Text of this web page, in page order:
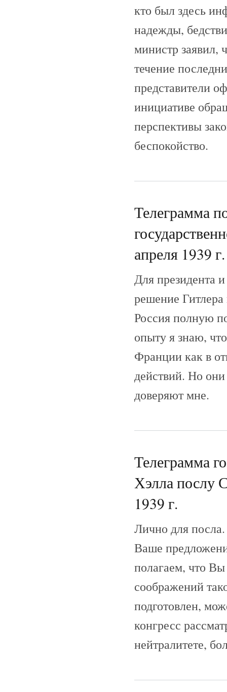
кто был здесь
надежды,
министр заявил,
течение
представители
инициативе
перспективы
беспокойство.
Телеграмма
апреля 1939 г.
Для президента
решение Гитлера
Россия полную
опыту я знаю,
Франции как в
действий. Но
доверяют мне.
Телеграмма
Хэлла послу
1939 г.
Лично для
Ваше
полагаем, что Вы
соображений
подготовлен,
конгресс
нейтралитете,